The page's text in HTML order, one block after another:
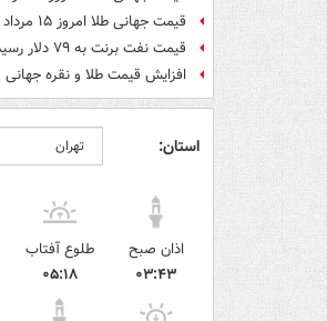
قیمت جهانی طلا امروز ۱۵ مرداد
قیمت نفت برنت به ۷۹ دلار رسید
افزایش قیمت طلا و نقره جهانی
استان:
اذان صبح
۰۳:۴۳
طلوع آفتاب
۰۵:۱۸